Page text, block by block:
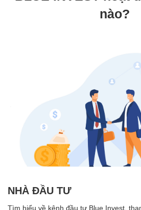
nào?
NHÀ ĐẦU TƯ
Tìm hiểu về kênh đầu tư Blue Invest,